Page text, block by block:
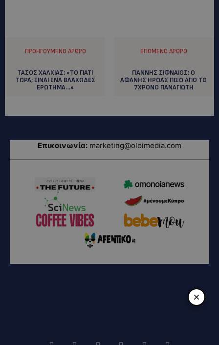
ΠΡΟΗΓΟΎΜΕΝΟ ΆΡΘΡΟ
ΤΑΣΟΣ ΧΑΛΚΙΑΣ: «ΤΟ ΓΙΑΤΙ
ΤΩΡΑ; ΕΙΝΑΙ ΕΝΑ ΒΛΑΚΩΔΕΣ
ΕΡΩΤΗΜΑ…»
ΕΠΌΜΕΝΟ ΆΡΘΡΟ
ΓΙΑΝΝΗΣ ΣΙΦΝΑΙΟΣ: O
AΦΑΝΗΣ ΗΡΩΑΣ ΠΙΣΩ ΑΠΟ ΤΟ
7ΧΡΟΝΟ ΠΑΝΑΓΙΩΤΗ
Επικοινωνία: marketing@oloimedia.com